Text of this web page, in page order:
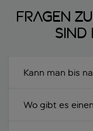
Fragen
sind
Kann man bis
Wo gibt es